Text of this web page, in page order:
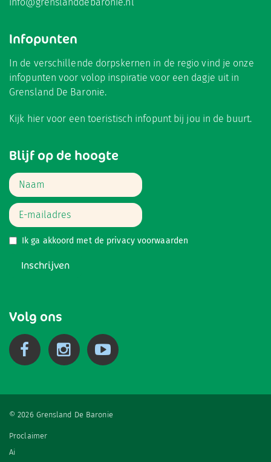
Infopunten
In de verschillende dorpskernen in de regio vind je onze
infopunten voor volop inspiratie voor een dagje uit in
Grensland De Baronie.
Kijk hiervoor een toeristisch infopunt bij jou in de buurt.
Blijf op de hoogte
Ik ga akkoord met de privacy voorwaarden
Inschrijven
Volg ons
© 2026 Grensland De Baronie
Proclaimer
Ai